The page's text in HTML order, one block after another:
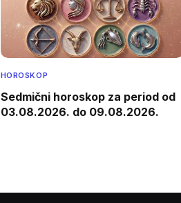
HOROSKOP
Sedmični horoskop za period od
03.08.2026. do 09.08.2026.